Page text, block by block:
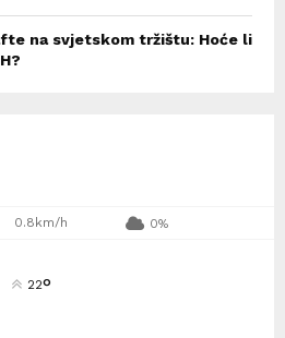
na svjetskom tržištu: Hoće li
0.8km/h 0%
22°